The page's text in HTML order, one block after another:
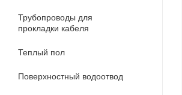
Трубопроводы для
прокладки кабеля
Теплый пол
Поверхностный водоотвод